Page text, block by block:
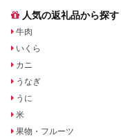
人気の返礼品から探す
牛肉
いくら
カニ
うなぎ
うに
米
果物・フルーツ